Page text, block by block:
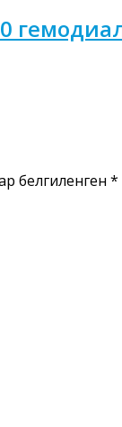
белгиленген *